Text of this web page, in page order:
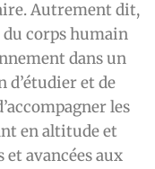
Autrement dit,
corps humain
dans un
et de
les
en altitude et
et avancées aux